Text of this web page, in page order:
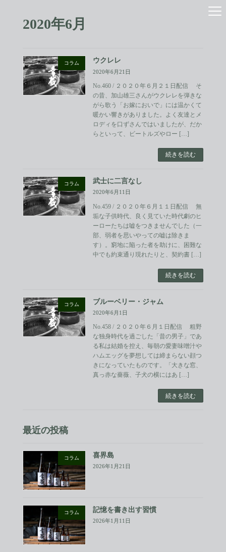
2020年6月
コラム ウクレレ
2020年6月21日
No.460 / ２０２０年６月２１日配信 そ
の昔、加山雄三さんがウクレレを弾きな
がら歌う「お嫁においで」には温かくて
暖かい響きがありました。よく友達とメ
ロディを口ずさんではいましたが、だか
らといって、ビートルズやロー […]
続きを読む
コラム 武士に二言なし
2020年6月11日
No.459 / ２０２０年６月１１日配信 無
垢な子供時代、良く見ていた時代劇のヒ
ーローたちは嘘をつきませんでした（一
部、弱者を思いやっての嘘は除きま
す）。窮地に陥った者を助けに、困難な
中でも約束通り現れたりと、契約書 […]
続きを読む
コラム ブルーベリー・ジャム
2020年6月1日
No.458 / ２０２０年６月１日配信 粗野
な独身時代を過ごした「昔の男子」であ
る私は結婚を控え、毎朝の愛妻味噌汁や
ハムエッグを夢想しては締まらない顔つ
きになっていたものです。「大きな窓、
真っ赤な薔薇、子犬の横にはあ […]
続きを読む
最近の投稿
コラム 喜界島
2026年1月21日
コラム 記憶を書き出す習慣
2026年1月11日